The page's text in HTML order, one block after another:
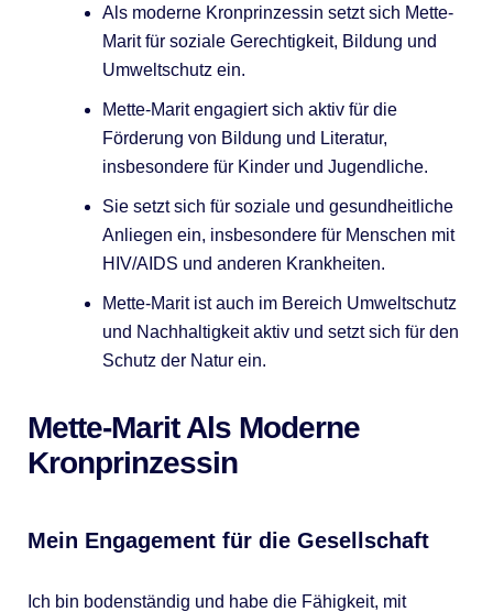
Als moderne Kronprinzessin setzt sich Mette-
Marit für soziale Gerechtigkeit, Bildung und
Umweltschutz ein.
Mette-Marit engagiert sich aktiv für die
Förderung von Bildung und Literatur,
insbesondere für Kinder und Jugendliche.
Sie setzt sich für soziale und gesundheitliche
Anliegen ein, insbesondere für Menschen mit
HIV/AIDS und anderen Krankheiten.
Mette-Marit ist auch im Bereich Umweltschutz
und Nachhaltigkeit aktiv und setzt sich für den
Schutz der Natur ein.
Mette-Marit Als Moderne
Kronprinzessin
Mein Engagement für die Gesellschaft
Ich bin bodenständig und habe die Fähigkeit, mit